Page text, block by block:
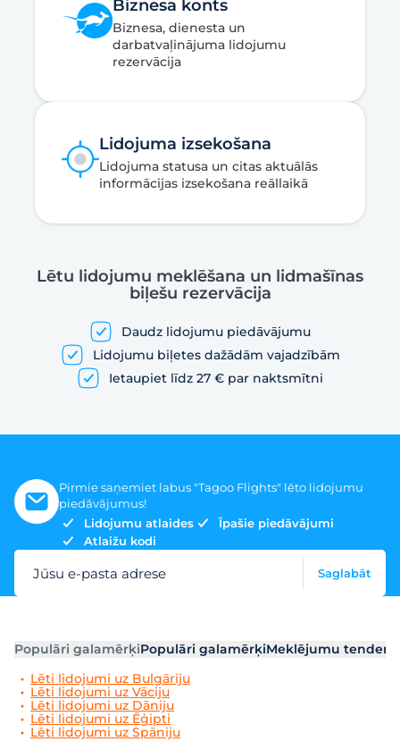
Biznesa konts
Biznesa, dienesta un
darbatvaļinājuma lidojumu
rezervācija
Lidojuma izsekošana
Lidojuma statusa un citas aktuālās
informācijas izsekošana reāllaikā
Lētu lidojumu meklēšana un lidmašīnas
biļešu rezervācija
Daudz lidojumu piedāvājumu
Lidojumu biļetes dažādām vajadzībām
Ietaupiet līdz 27 € par naktsmītni
Pirmie saņemiet labus "Tagoo Flights" lēto lidojumu
piedāvājumus!
Lidojumu atlaides
Īpašie piedāvājumi
Atlaižu kodi
Jūsu e-pasta adrese Saglabāt
Populāri galamērķiPopulāri galamērķiMeklējumu
Lēti lidojumi uz Bulgāriju
Lēti lidojumi uz Vāciju
Lēti lidojumi uz Dāniju
Lēti lidojumi uz Ēģipti
Lēti lidojumi uz Spāniju